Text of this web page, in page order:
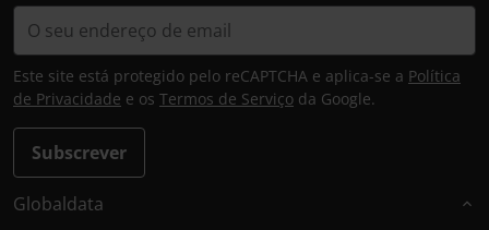
Subscrever
Este site está protegido pelo reCAPTCHA e aplica-se a Política
de Privacidade e os Termos de Serviço da Google.
Globaldata